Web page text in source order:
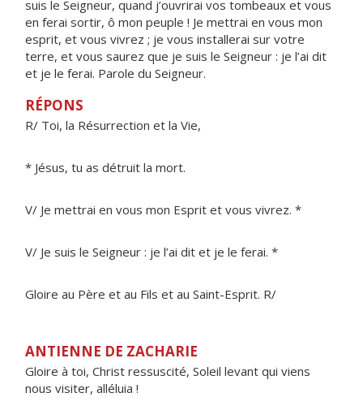
suis le Seigneur, quand j’ouvrirai vos tombeaux et vous
en ferai sortir, ô mon peuple ! Je mettrai en vous mon
esprit, et vous vivrez ; je vous installerai sur votre
terre, et vous saurez que je suis le Seigneur : je l’ai dit
et je le ferai. Parole du Seigneur.
RÉPONS
R/ Toi, la Résurrection et la Vie,
* Jésus, tu as détruit la mort.
V/ Je mettrai en vous mon Esprit et vous vivrez. *
V/ Je suis le Seigneur : je l’ai dit et je le ferai. *
Gloire au Père et au Fils et au Saint-Esprit. R/
ANTIENNE DE ZACHARIE
Gloire à toi, Christ ressuscité, Soleil levant qui viens
nous visiter, alléluia !